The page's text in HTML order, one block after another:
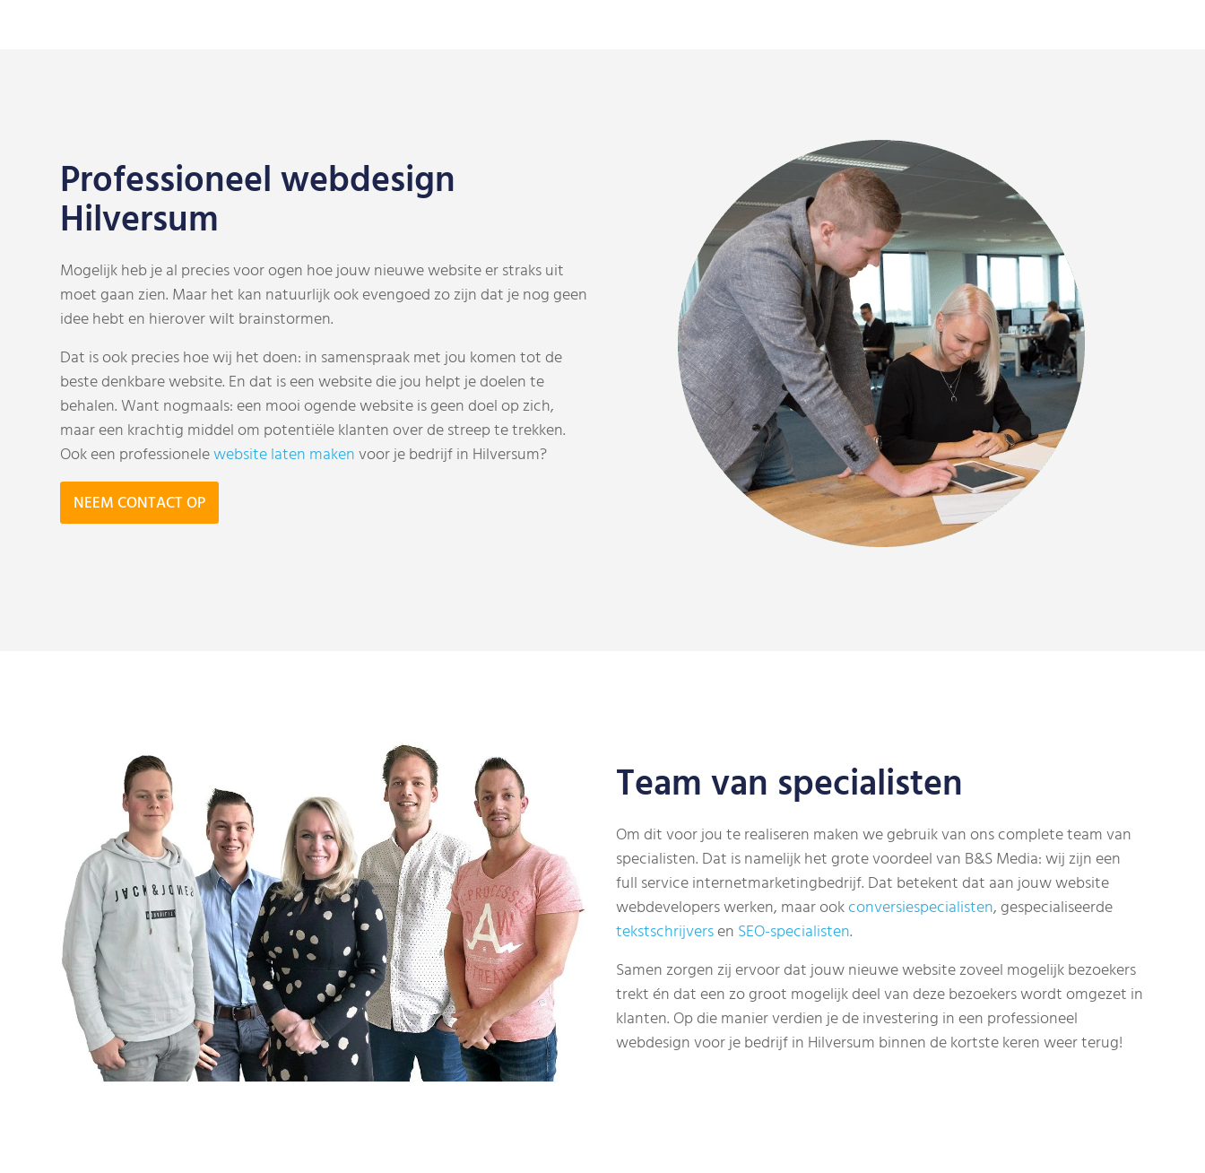
Professioneel webdesign
Hilversum
Mogelijk heb je al precies voor ogen hoe jouw nieuwe website er straks uit
moet gaan zien. Maar het kan natuurlijk ook evengoed zo zijn dat je nog geen
idee hebt en hierover wilt brainstormen.
Dat is ook precies hoe wij het doen: in samenspraak met jou komen tot de
beste denkbare website. En dat is een website die jou helpt je doelen te
behalen. Want nogmaals: een mooi ogende website is geen doel op zich,
maar een krachtig middel om potentiële klanten over de streep te trekken.
Ook een professionelewebsite laten makenvoor je bedrijf in Hilversum?
NEEM CONTACT OP
Team van specialisten
Om dit voor jou te realiseren maken we gebruik van ons complete team van
specialisten. Dat is namelijk het grote voordeel van B&S Media: wij zijn een
full service internetmarketingbedrijf. Dat betekent dat aan jouw website
webdevelopers werken, maar ookconversiespecialisten, gespecialiseerde
tekstschrijversen SEO-specialisten.
Samen zorgen zij ervoor dat jouw nieuwe website zoveel mogelijk bezoekers
trekt én dat een zo groot mogelijk deel van deze bezoekers wordt omgezet in
klanten. Op die manier verdien je de investering in een professioneel
webdesign voor je bedrijf in Hilversum binnen de kortste keren weer terug!